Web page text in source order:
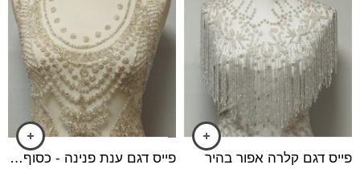
פייס דגם קלרה אפור בהיר פייס דגם ענת פנינה - כסוף בהיר